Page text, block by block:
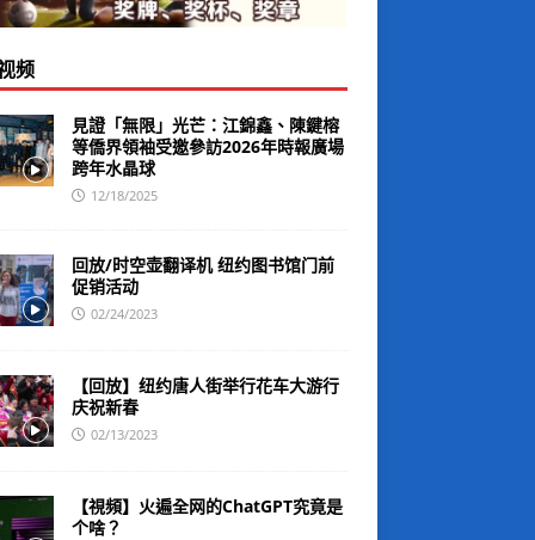
频
見證「無限」光芒：江錦鑫、陳鍵榕
等僑界領袖受邀參訪2026年時報廣場
跨年水晶球
12/18/2025
回放/时空壶翻译机 纽约图书馆门前
促销活动
02/24/2023
【回放】纽约唐人街举行花车大游行
庆祝新春
02/13/2023
【視頻】火遍全网的ChatGPT究竟是
个啥？